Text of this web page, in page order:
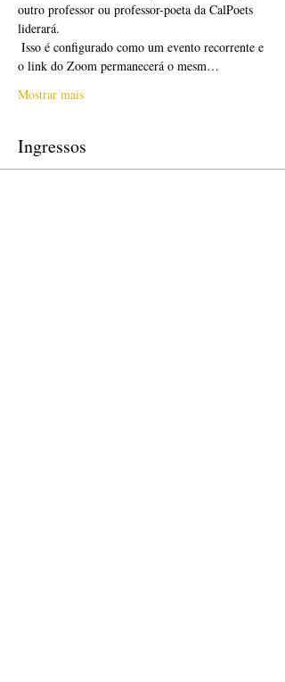
outro professor ou professor-poeta da CalPoets
liderará.
o link do Zoom permanecerá o mesm…
Mostrar mais
Ingressos